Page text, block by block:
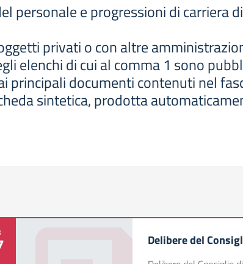
personale e progressioni di carriera
privati o con altre
elenchi di cui al comma 1 sono
principali documenti contenuti nel
sintetica, prodotta
Delibere del